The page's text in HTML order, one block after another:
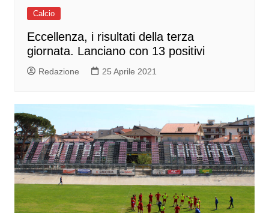
Calcio
Eccellenza, i risultati della terza
giornata. Lanciano con 13 positivi
Redazione 25 Aprile 2021